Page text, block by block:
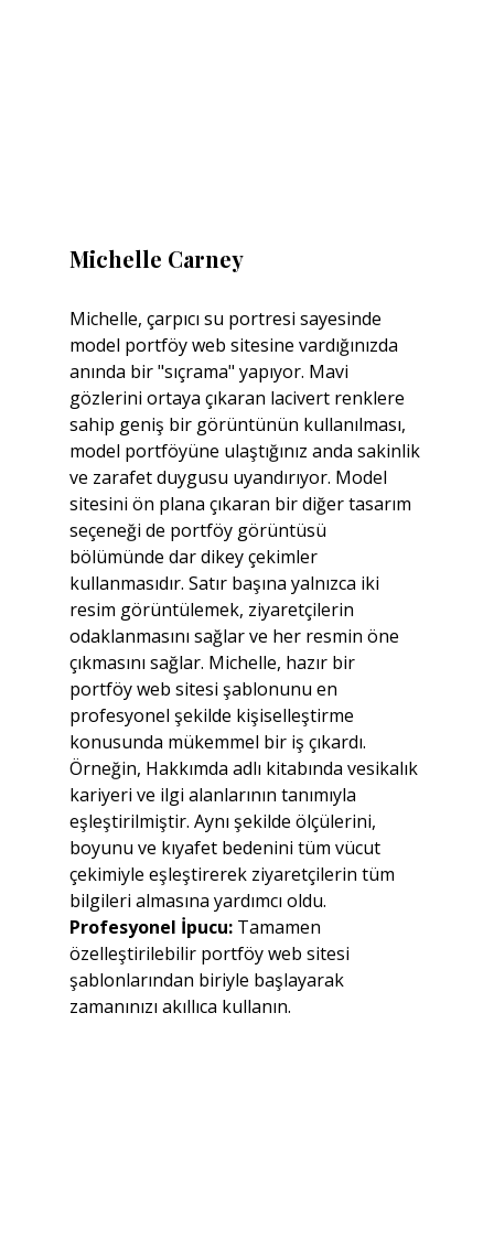
Michelle Carney
Michelle, çarpıcı su portresi sayesinde
model portföy web sitesine vardığınızda
anında bir "sıçrama" yapıyor. Mavi
gözlerini ortaya çıkaran lacivert renklere
sahip geniş bir görüntünün kullanılması,
model portföyüne ulaştığınız anda sakinlik
ve zarafet duygusu uyandırıyor. Model
sitesini ön plana çıkaran bir diğer tasarım
seçeneği de portföy görüntüsü
bölümünde dar dikey çekimler
kullanmasıdır. Satır başına yalnızca iki
resim görüntülemek, ziyaretçilerin
odaklanmasını sağlar ve her resmin öne
çıkmasını sağlar. Michelle, hazır bir
portföy web sitesi şablonunu en
profesyonel şekilde kişiselleştirme
konusunda mükemmel bir iş çıkardı.
Örneğin, Hakkımda adlı kitabında vesikalık
kariyeri ve ilgi alanlarının tanımıyla
eşleştirilmiştir. Aynı şekilde ölçülerini,
boyunu ve kıyafet bedenini tüm vücut
çekimiyle eşleştirerek ziyaretçilerin tüm
bilgileri almasına yardımcı oldu.
Profesyonel İpucu: Tamamen
özelleştirilebilir portföy web sitesi
şablonlarından biriyle başlayarak
zamanınızı akıllıca kullanın.